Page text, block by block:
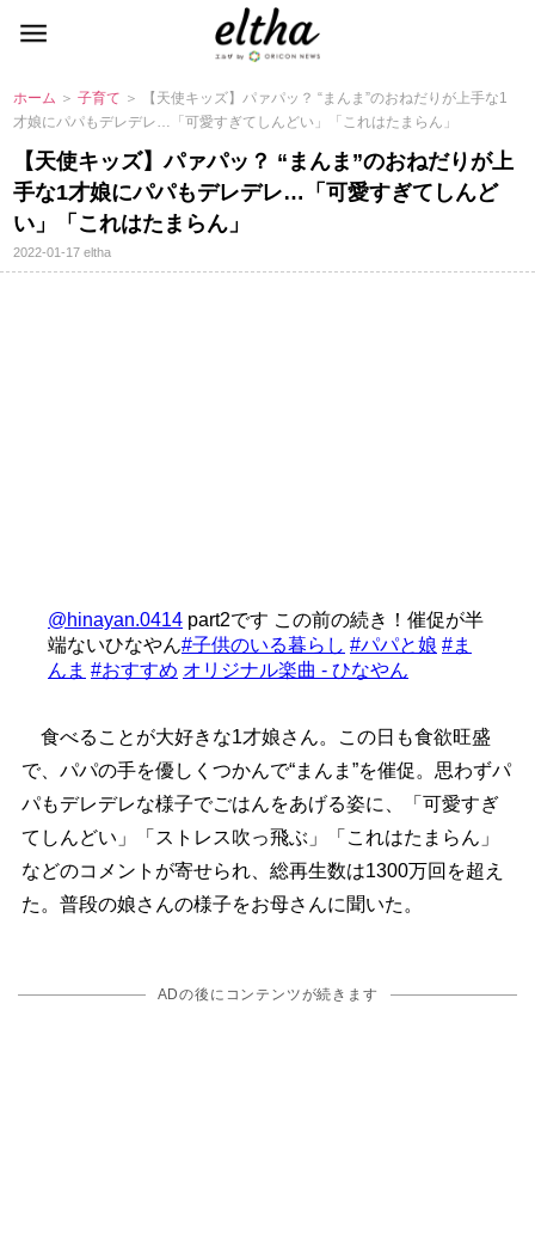
ホーム ＞子育て ＞ 【天使キッズ】パァパッ？ “まんま”のおねだりが上手な1
才娘にパパもデレデレ…「可愛すぎてしんどい」「これはたまらん」
【天使キッズ】パァパッ？ “まんま”のおねだりが上
手な1才娘にパパもデレデレ…「可愛すぎてしんど
い」「これはたまらん」
2022-01-17eltha
@hinayan.0414 part2です この前の続き！催促が半
端ないひなやん#子供のいる暮らし #パパと娘 #ま
んま #おすすめ オリジナル楽曲 - ひなやん
食べることが大好きな1才娘さん。この日も食欲旺盛
で、パパの手を優しくつかんで“まんま”を催促。思わずパ
パもデレデレな様子でごはんをあげる姿に、「可愛すぎ
てしんどい」「ストレス吹っ飛ぶ」「これはたまらん」
などのコメントが寄せられ、総再生数は1300万回を超え
た。普段の娘さんの様子をお母さんに聞いた。
ADの後にコンテンツが続きます